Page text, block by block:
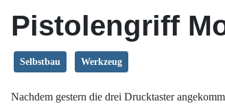
Pistolengriff
Selbstbau Werkzeug
Nachdem gestern die drei Drucktaster